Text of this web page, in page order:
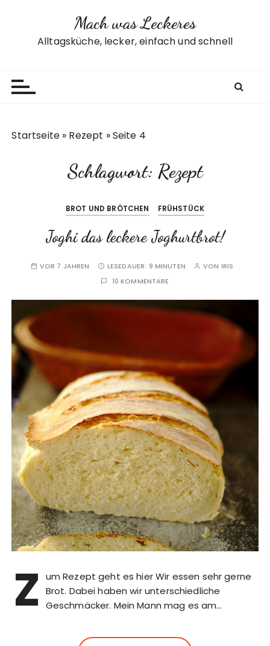
Mach was Leckeres
Alltagsküche, lecker, einfach und schnell
Startseite » Rezept »Seite 4
Schlagwort: Rezept
BROT UND BRÖTCHEN FRÜHSTÜCK
Joghi das leckere Joghurtbrot!
VOR 7 JAHREN LESEDAUER: 9 MINUTEN VON IRIS
10 KOMMENTARE
Z
um Rezept geht es hier Wir essen sehr gerne
Brot. Dabei haben wir unterschiedliche
Geschmäcker. Mein Mann mag es am…